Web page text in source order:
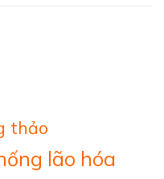
thảo
lão hóa